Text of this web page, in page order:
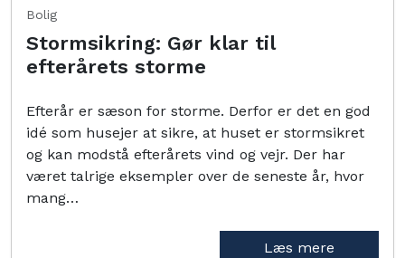
Bolig
Stormsikring: Gør klar til
efterårets storme
Efterår er sæson for storme. Derfor er det en god
idé som husejer at sikre, at huset er stormsikret
og kan modstå efterårets vind og vejr. Der har
været talrige eksempler over de seneste år, hvor
mang…
Læs mere